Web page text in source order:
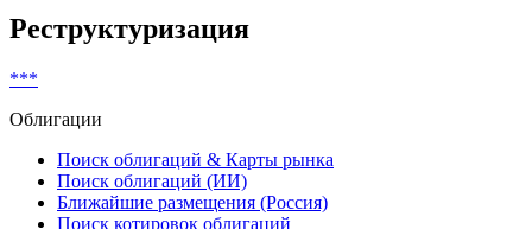
Реструктуризация
Облигации